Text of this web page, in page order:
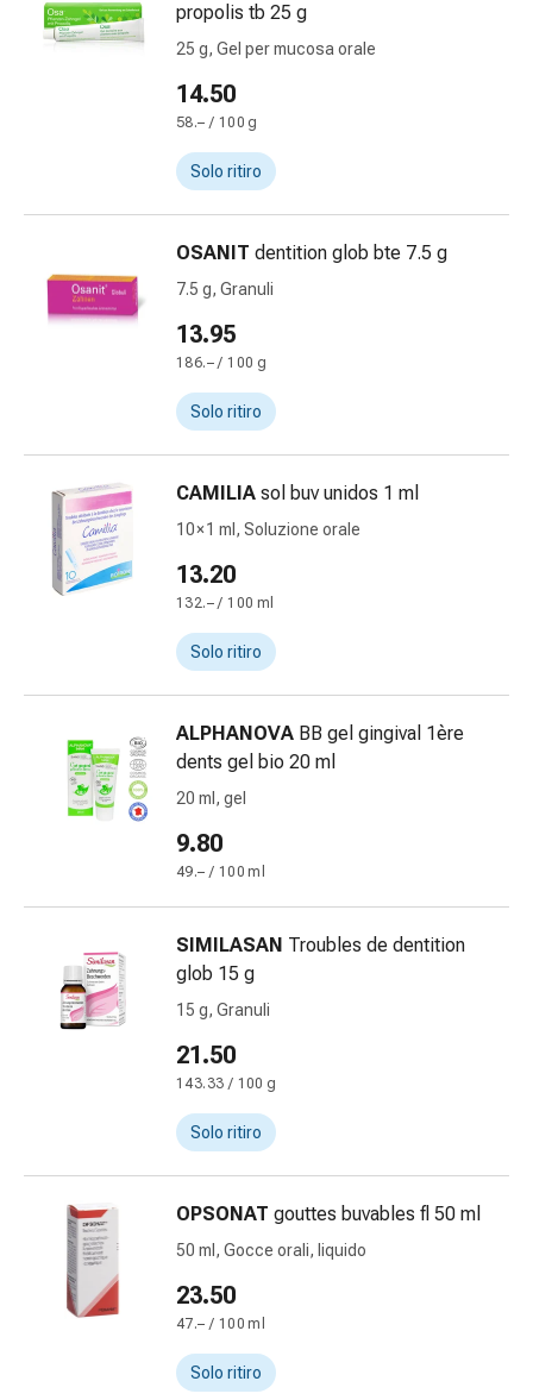
Detergente
per
Tessuti
Raffreddore
delle
e
delle
ustioni
Bende
Compresse
fissaggio
Garza
Bendaggi
compressivi
Medicazioni
Bende,
nastri
e
accessori
Medicazioni
tubolari
Materiali
medicazione
Ustioni
scottature
per
cambio
medicazione
Medicazioni
adesive
Trattamento
propolis tb 25 g
25 g, Gel per mucosa orale
14.50
58.– / 100 g
Solo ritiro
OSANIT dentition glob bte 7.5 g
7.5 g, Granuli
13.95
186.– / 100 g
Solo ritiro
CAMILIA sol buv unidos 1 ml
10 × 1 ml, Soluzione orale
13.20
132.– / 100 ml
Solo ritiro
ALPHANOVA BB gel gingival 1ère
dents gel bio 20 ml
20 ml, gel
9.80
49.– / 100 ml
SIMILASAN Troubles de dentition
glob 15 g
15 g, Granuli
21.50
143.33 / 100 g
Solo ritiro
OPSONAT gouttes buvables fl 50 ml
50 ml, Gocce orali, liquido
23.50
47.– / 100 ml
Solo ritiro